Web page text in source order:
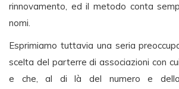
rinnovamento, ed il metodo conta
nomi.
Esprimiamo tuttavia una seria
scelta del parterre di associazioni con
e che, al di là del numero e della